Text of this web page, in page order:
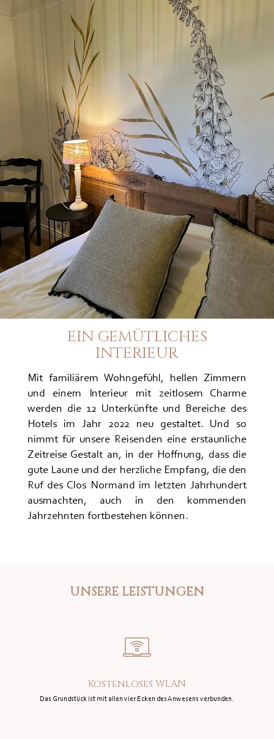
EIN GEMÜTLICHES
INTERIEUR
Mit familiärem Wohngefühl, hellen Zimmern
und einem Interieur mit zeitlosem Charme
werden die 12 Unterkünfte und Bereiche des
Hotels im Jahr 2022 neu gestaltet. Und so
nimmt für unsere Reisenden eine erstaunliche
Zeitreise Gestalt an, in der Hoffnung, dass die
gute Laune und der herzliche Empfang, die den
Ruf des Clos Normand im letzten Jahrhundert
ausmachten, auch in den kommenden
Jahrzehnten fortbestehen können.
UNSERE LEISTUNGEN
Kostenloses WLAN
Das Grundstück ist mit allen vier Ecken des Anwesens verbunden.